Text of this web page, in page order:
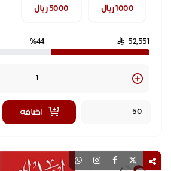
1000 ريال 5000 ريال
52,551
Quantity
اضافة